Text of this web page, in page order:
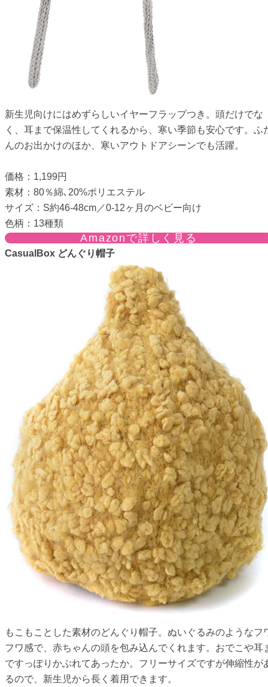
新生児向けにはめずらしいイヤーフラップつき。頭だけでな
く、耳まで保温性してくれるから、寒い季節も安心です。ふ
んのお出かけのほか、寒いアウトドアシーンでも活躍。
価格：1,199円
素材：80％綿､20%ポリエステル
サイズ：S約46-48cm／0-12ヶ月のベビー向け
色柄：13種類
Amazonで詳しく見る
CasualBox どんぐり帽子
もこもことした素材のどんぐり帽子。ぬいぐるみのようなフ
フワ感で、赤ちゃんの頭を包み込んでくれます。おでこや耳
ですっぽりかぶれてあったか。フリーサイズですが伸縮性が
るので、新生児から長く着用できます。